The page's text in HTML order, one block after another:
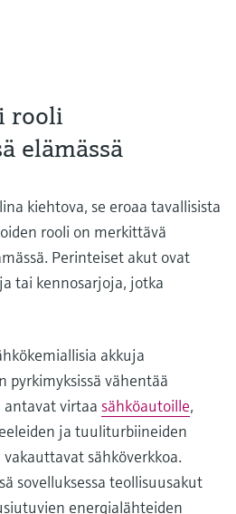
rooli
elämässä
kiehtova, se eroaa tavallisista
rooli on merkittävä
Perinteiset akut ovat
tai kennosarjoja, jotka
akkuja
pyrkimyksissä vähentää
antavat virtaa sähköautoille,
ja tuuliturbiineiden
sähköverkkoa.
sovelluksessa teollisuusakut
energialähteiden